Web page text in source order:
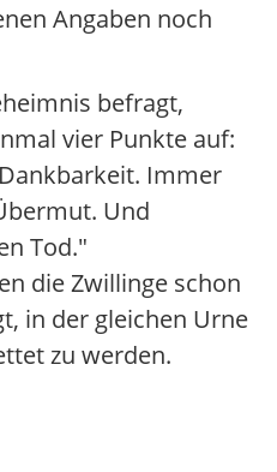
Angaben noch
befragt,
vier Punkte auf:
Immer
Und
Tod."
die Zwillinge schon
in der gleichen Urne
zu werden.